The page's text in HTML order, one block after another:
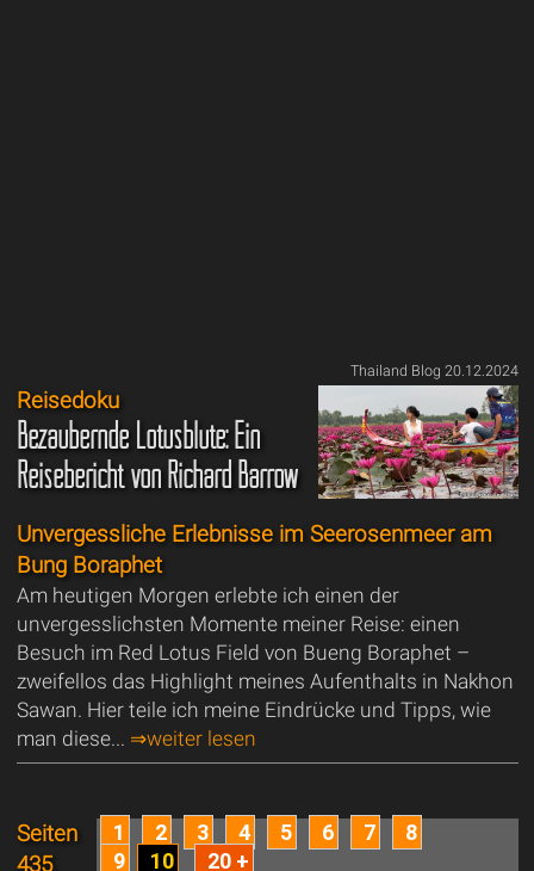
Thailand Blog 20.12.2024
Reisedoku
Bezaubernde Lotusblüte: Ein
Reisebericht von Richard Barrow
Unvergessliche Erlebnisse im Seerosenmeer am
Bung Boraphet
Am heutigen Morgen erlebte ich einen der
unvergesslichsten Momente meiner Reise: einen
Besuch im Red Lotus Field von Bueng Boraphet –
zweifellos das Highlight meines Aufenthalts in Nakhon
Sawan. Hier teile ich meine Eindrücke und Tipps, wie
man diese... ⇒weiter lesen
Seiten
435
1 2 3 4 5 6 7
8
9
10 20 +